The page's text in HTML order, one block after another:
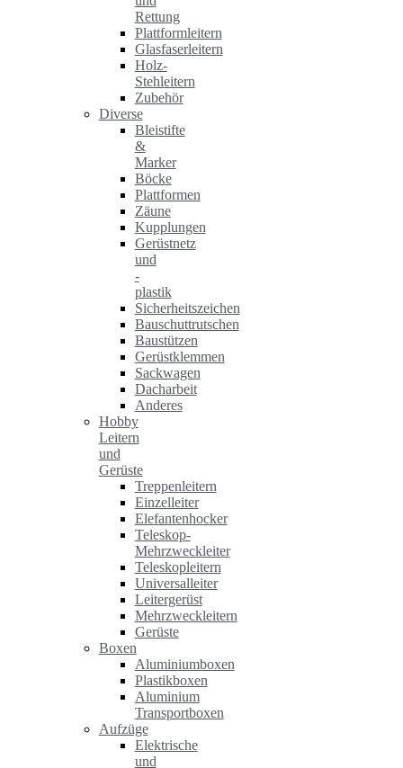
Rettung
Plattformleitern
Glasfaserleitern
Holz-
Stehleitern
Zubehör
Diverse
Bleistifte
&
Marker
Böcke
Plattformen
Zäune
Kupplungen
Gerüstnetz
und
-
plastik
Sicherheitszeichen
Bauschuttrutschen
Baustützen
Gerüstklemmen
Sackwagen
Dacharbeit
Anderes
Hobby
Leitern
und
Gerüste
Treppenleitern
Einzelleiter
Elefantenhocker
Teleskop-
Mehrzweckleiter
Teleskopleitern
Universalleiter
Leitergerüst
Mehrzweckleitern
Gerüste
Boxen
Aluminiumboxen
Plastikboxen
Aluminium
Transportboxen
Aufzüge
Elektrische
und